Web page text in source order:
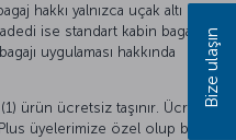
hakkı yalnızca uçak altı
ise standart kabin bagajı
uygulaması hakkında
ürün ücretsiz taşınır. Ücretsiz
Plus üyelerimize özel olup bu
Bize ulaşın